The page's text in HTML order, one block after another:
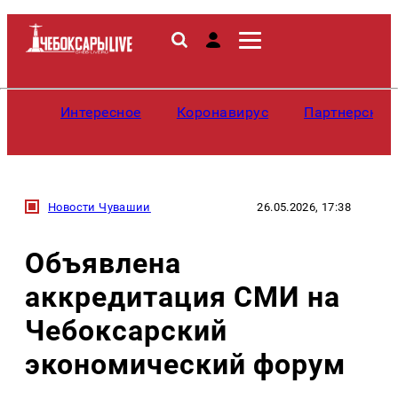
Интересное Коронавирус
Новости Чувашии 26.05.2026, 17:38
Объявлена
аккредитация СМИ на
Чебоксарский
экономический форум